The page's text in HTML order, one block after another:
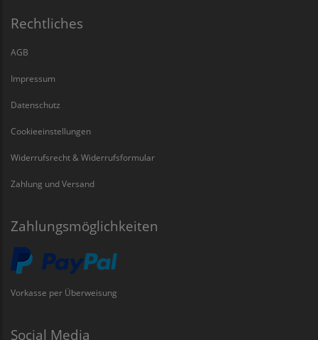
Rechtliches
AGB
Impressum
Datenschutz
Cookieeinstellungen
Widerrufsrecht & Widerrufsformular
Zahlung und Versand
Zahlungsmöglichkeiten
Vorkasse per Überweisung
Social Media